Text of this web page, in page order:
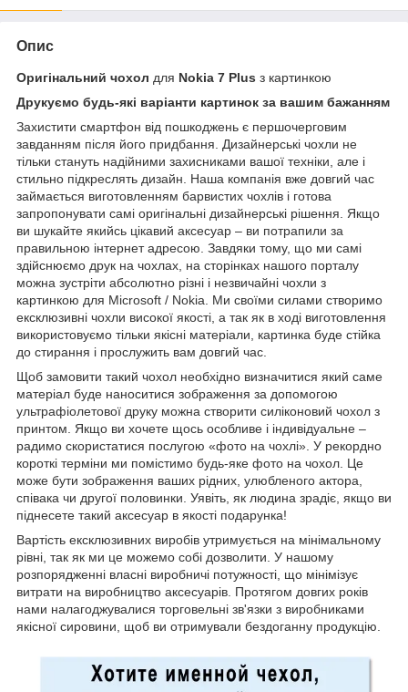
Опис
Оригінальний чохол для Nokia 7 Plus з картинкою
Друкуємо будь-які варіанти картинок за вашим бажанням
Захистити смартфон від пошкоджень є першочерговим
завданням після його придбання. Дизайнерські чохли не
тільки стануть надійними захисниками вашої техніки, але і
стильно підкреслять дизайн. Наша компанія вже довгий час
займається виготовленням барвистих чохлів і готова
запропонувати самі оригінальні дизайнерські рішення. Якщо
ви шукайте якийсь цікавий аксесуар – ви потрапили за
правильною інтернет адресою. Завдяки тому, що ми самі
здійснюємо друк на чохлах, на сторінках нашого порталу
можна зустріти абсолютно різні і незвичайні чохли з
картинкою для Microsoft / Nokia. Ми своїми силами створимо
ексклюзивні чохли високої якості, а так як в ході виготовлення
використовуємо тільки якісні матеріали, картинка буде стійка
до стирання і прослужить вам довгий час.
Щоб замовити такий чохол необхідно визначитися який саме
матеріал буде наноситися зображення за допомогою
ультрафіолетової друку можна створити силіконовий чохол з
принтом. Якщо ви хочете щось особливе і індивідуальне –
радимо скористатися послугою «фото на чохлі». У рекордно
короткі терміни ми помістимо будь-яке фото на чохол. Це
може бути зображення ваших рідних, улюбленого актора,
співака чи другої половинки. Уявіть, як людина зрадіє, якщо ви
піднесете такий аксесуар в якості подарунка!
Вартість ексклюзивних виробів утримується на мінімальному
рівні, так як ми це можемо собі дозволити. У нашому
розпорядженні власні виробничі потужності, що мінімізує
витрати на виробництво аксесуарів. Протягом довгих років
нами налагоджувалися торговельні зв'язки з виробниками
якісної сировини, щоб ви отримували бездоганну продукцію.